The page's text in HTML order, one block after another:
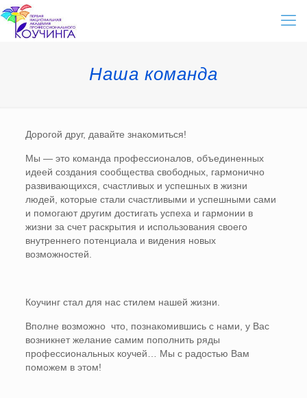
Наша команда
Дорогой друг, давайте знакомиться!
Мы — это команда профессионалов, объединенных
идеей создания сообщества свободных, гармонично
развивающихся, счастливых и успешных в жизни
людей, которые стали счастливыми и успешными сами
и помогают другим достигать успеха и гармонии в
жизни за счет раскрытия и использования своего
внутреннего потенциала и видения новых
возможностей.
Коучинг стал для нас стилем нашей жизни.
Вполне возможно что, познакомившись с нами, у Вас
возникнет желание самим пополнить ряды
профессиональных коучей… Мы с радостью Вам
поможем в этом!